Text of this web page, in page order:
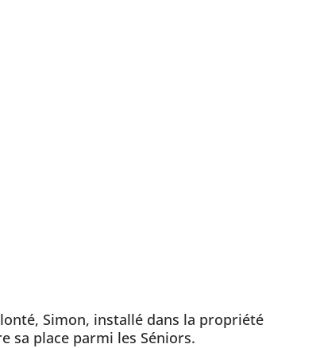
Simon, installé dans la propriété
sa place parmi les Séniors.